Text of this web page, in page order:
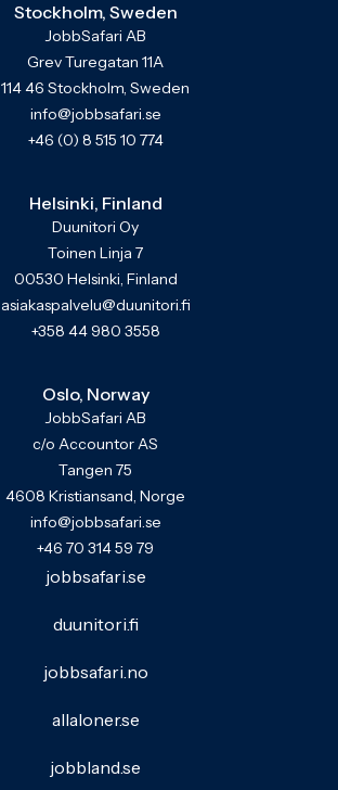
Stockholm, Sweden
JobbSafari AB
Grev Turegatan 11A
114 46 Stockholm, Sweden
info@jobbsafari.se
+46 (0) 8 515 10 774
Helsinki, Finland
Duunitori Oy
Toinen Linja 7
00530 Helsinki, Finland
asiakaspalvelu@duunitori.fi
+358 44 980 3558
Oslo, Norway
JobbSafari AB
c/o Accountor AS
Tangen 75
4608 Kristiansand, Norge
info@jobbsafari.se
+46 70 314 59 79
jobbsafari.se
duunitori.fi
jobbsafari.no
allaloner.se
jobbland.se